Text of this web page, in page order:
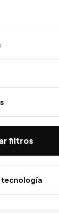
filtros
tecnología